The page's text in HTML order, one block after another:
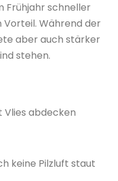
Frühjahr schneller
Vorteil. Während der
aber auch stärker
stehen.
abdecken
keine Pilzluft staut